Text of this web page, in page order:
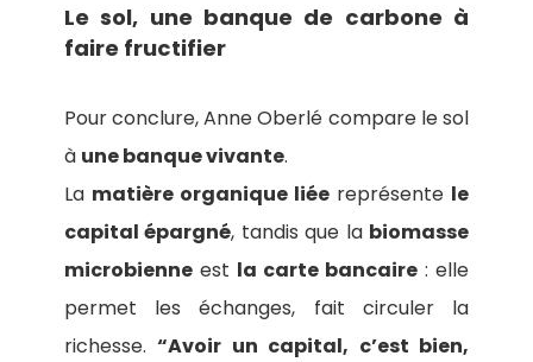
Le sol, une banque de carbone à
faire fructifier
Pour conclure, Anne Oberlé compare le sol
à une banque vivante.
La matière organique liée représente le
capital épargné, tandis que la biomasse
microbienneest la carte bancaire : elle
permet les échanges, fait circuler la
richesse.“Avoir un capital, c’est bien,